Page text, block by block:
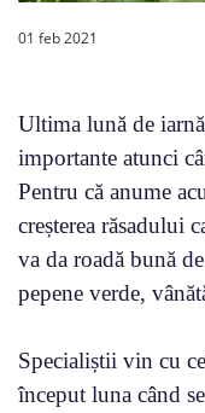
01 feb 2021
Ultima lună de
importante atunci
Pentru că anume
creșterea răsadului
va da roadă bună
pepene verde,
Specialiștii vin cu
început luna când